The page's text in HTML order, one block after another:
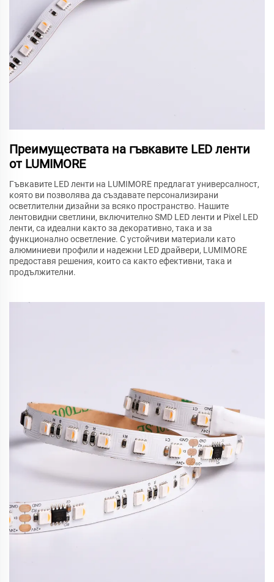
Преимуществата на гъвкавите LED ленти
от LUMIMORE
Гъвкавите LED ленти на LUMIMORE предлагат универсалност,
която ви позволява да създавате персонализирани
осветлителни дизайни за всяко пространство. Нашите
лентовидни светлини, включително SMD LED ленти и Pixel LED
ленти, са идеални както за декоративно, така и за
функционално осветление. С устойчиви материали като
алюминиеви профили и надежни LED драйвери, LUMIMORE
предоставя решения, които са както ефективни, така и
продължителни.